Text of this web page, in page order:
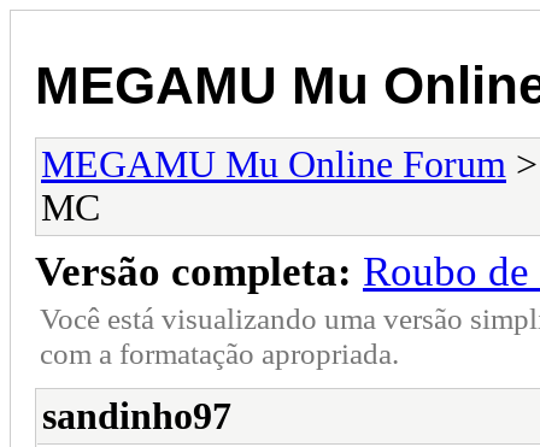
MEGAMU Mu
MEGAMU Mu Online Forum
MC
Versão completa: Roubo
Você está visualizando uma versão
com a formatação apropriada.
sandinho97